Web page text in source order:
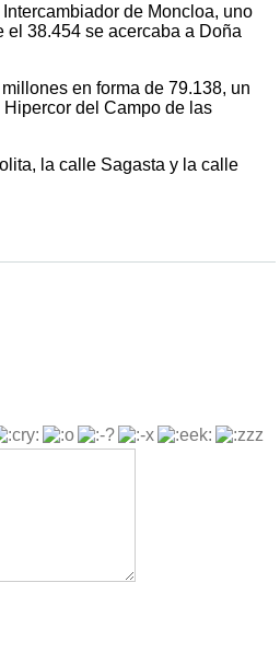
de Moncloa, uno
el 38.454 se acercaba a Doña
en forma de 79.138, un
del Campo de las
la calle Sagasta y la calle